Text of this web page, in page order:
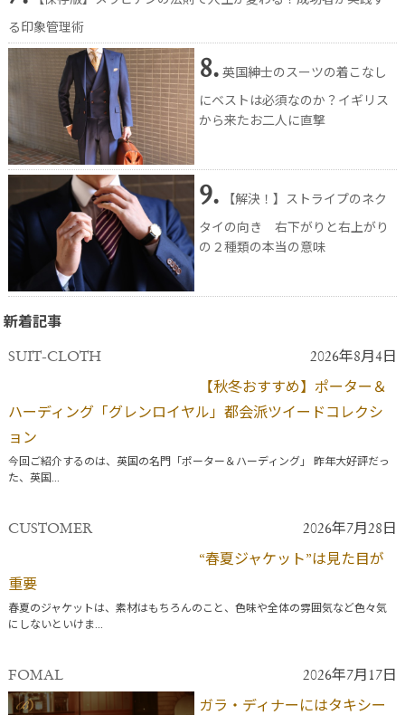
る印象管理術
8. 英国紳士のスーツの着こなし
にベストは必須なのか？イギリス
から来たお二人に直撃
9. 【解決！】ストライプのネク
タイの向き 右下がりと右上がり
の２種類の本当の意味
新着記事
SUIT-CLOTH 2026年8月4日
【秋冬おすすめ】ポーター＆
ハーディング「グレンロイヤル」都会派ツイードコレクシ
ョン
今回ご紹介するのは、英国の名門「ポーター＆ハーディング」 昨年大好評だっ
た、英国...
CUSTOMER 2026年7月28日
“春夏ジャケット”は見た目が
重要
春夏のジャケットは、素材はもちろんのこと、色味や全体の雰囲気など色々気
にしないといけま...
FOMAL 2026年7月17日
ガラ・ディナーにはタキシー